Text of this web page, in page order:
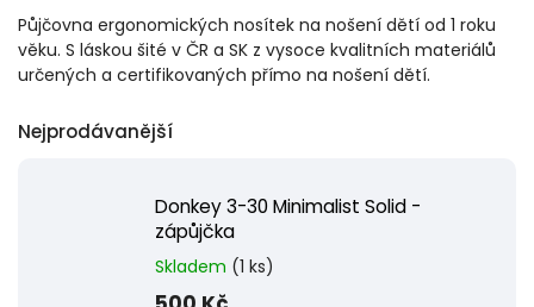
Půjčovna ergonomických nosítek na nošení dětí od 1 roku
věku. S láskou šité v ČR a SK z vysoce kvalitních materiálů
určených a certifikovaných přímo na nošení dětí.
Nejprodávanější
Donkey 3-30 Minimalist Solid -
zápůjčka
Skladem (1 ks)